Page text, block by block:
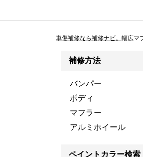
車傷補修なら補修ナビ。 幅広マ
補修方法
バンパー
ボディ
マフラー
アルミホイール
ペイントカラー検索